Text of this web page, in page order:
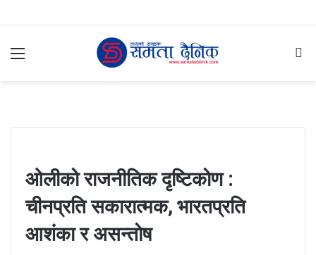
ओलीको राजनीतिक दृष्टिकोण :
चीनप्रति सकारात्मक, भारतप्रति
आशंका र असन्तोष